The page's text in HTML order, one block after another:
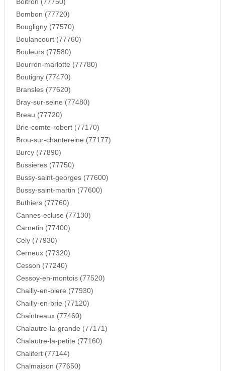
Boitron (77750)
Bombon (77720)
Bougligny (77570)
Boulancourt (77760)
Bouleurs (77580)
Bourron-marlotte (77780)
Boutigny (77470)
Bransles (77620)
Bray-sur-seine (77480)
Breau (77720)
Brie-comte-robert (77170)
Brou-sur-chantereine (77177)
Burcy (77890)
Bussieres (77750)
Bussy-saint-georges (77600)
Bussy-saint-martin (77600)
Buthiers (77760)
Cannes-ecluse (77130)
Carnetin (77400)
Cely (77930)
Cerneux (77320)
Cesson (77240)
Cessoy-en-montois (77520)
Chailly-en-biere (77930)
Chailly-en-brie (77120)
Chaintreaux (77460)
Chalautre-la-grande (77171)
Chalautre-la-petite (77160)
Chalifert (77144)
Chalmaison (77650)